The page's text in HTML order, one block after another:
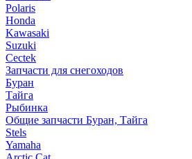
Polaris
Honda
Kawasaki
Suzuki
Cectek
Запчасти для снегоходов
Буран
Тайга
Рыбинка
Общие запчасти Буран, Тайга
Stels
Yamaha